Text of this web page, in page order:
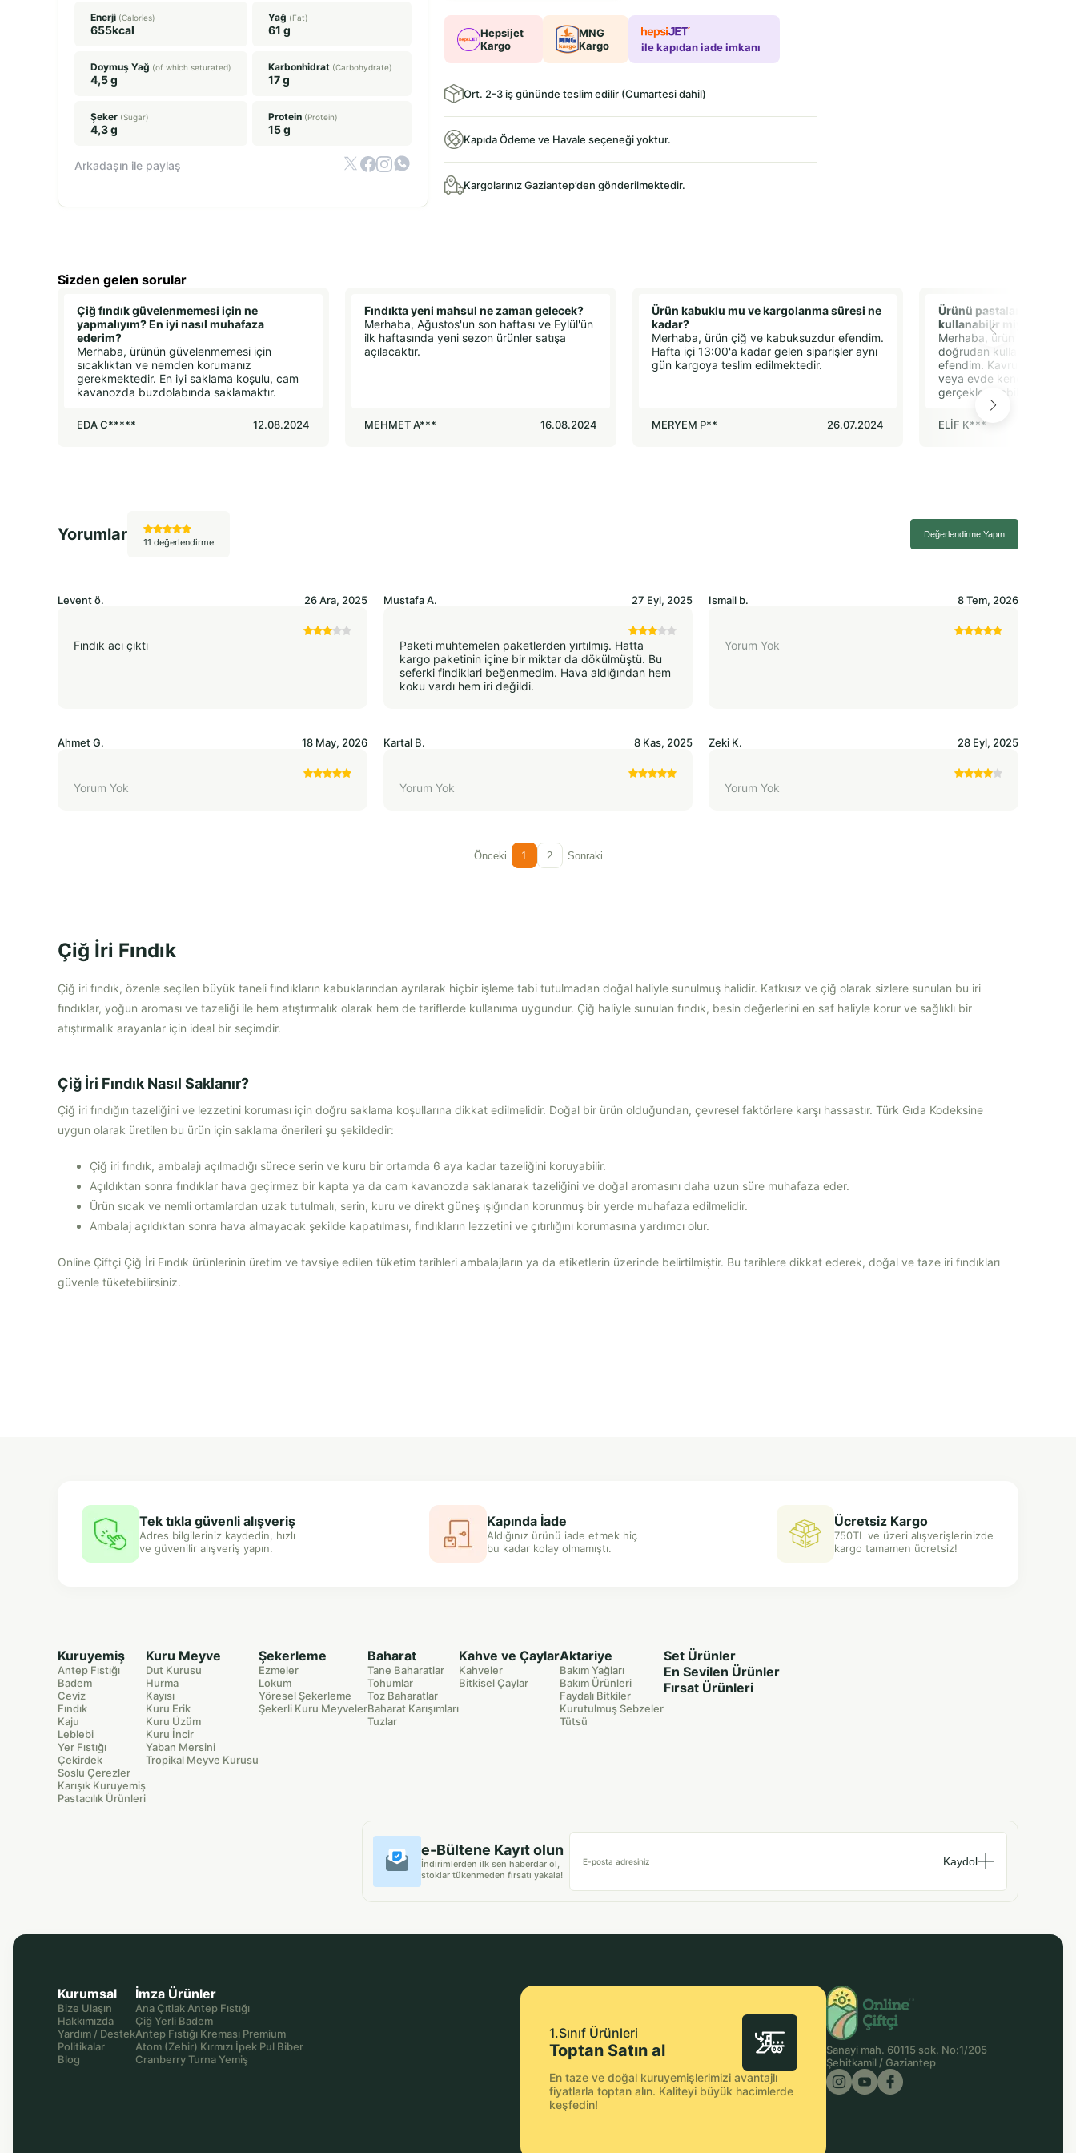
Enerji (Calories)
655kcal
Yağ (Fat)
61 g
Doymuş Yağ (of which seturated)
4,5 g
Karbonhidrat (Carbohydrate)
17 g
Şeker (Sugar)
4,3 g
Protein (Protein)
15 g
Arkadaşın ile paylaş
Hepsijet
Kargo
MNG
Kargo
ile kapıdan iade imkanı
Ort. 2-3 iş gününde teslim edilir (Cumartesi dahil)
Kapıda Ödeme ve Havale seçeneği yoktur.
Kargolarınız Gaziantep’den gönderilmektedir.
Sizden gelen sorular
Çiğ fındık güvelenmemesi için ne
yapmalıyım? En iyi nasıl muhafaza
ederim?
Merhaba, ürünün güvelenmemesi için
sıcaklıktan ve nemden korumanız
gerekmektedir. En iyi saklama koşulu, cam
kavanozda buzdolabında saklamaktır.
EDA C***** 12.08.2024
Fındıkta yeni mahsul ne zaman gelecek?
Merhaba, Ağustos'un son haftası ve Eylül'ün
ilk haftasında yeni sezon ürünler satışa
açılacaktır.
MEHMET A*** 16.08.2024
Ürün kabuklu mu ve kargolanma süresi ne
kadar?
Merhaba, ürün çiğ ve kabuksuzdur efendim.
Hafta içi 13:00'a kadar gelen siparişler aynı
gün kargoya teslim edilmektedir.
MERYEM P** 26.07.2024
Ürünü pastalarda ve
kullanabilir miyim?
Merhaba, ürün çiğ
doğrudan kullanmak iyi
efendim. Kavrulmuş
veya evde kendiniz
gerçekleştirebilirsiniz.
ELİF K***
Yorumlar 11 değerlendirme
Değerlendirme Yapın
Leventö. 26 Ara, 2025
Fındık acı çıktı
Mustafa A. 27 Eyl, 2025
Paketi muhtemelen paketlerden yırtılmış. Hatta
kargo paketinin içine bir miktar da dökülmüştü. Bu
seferki findiklari beğenmedim. Hava aldığından hem
koku vardı hem iri değildi.
Ismail b. 8 Tem, 2026
Yorum Yok
AhmetG. 18 May, 2026
Yorum Yok
Kartal B. 8 Kas, 2025
Yorum Yok
Zeki K. 28 Eyl, 2025
Yorum Yok
Önceki 1 2 Sonraki
Çiğ İri Fındık
Çiğ iri fındık, özenle seçilen büyük taneli fındıkların kabuklarından ayrılarak hiçbir işleme tabi tutulmadan doğal haliyle sunulmuş halidir. Katkısız ve çiğ olarak sizlere sunulan bu iri
fındıklar, yoğun aroması ve tazeliği ile hem atıştırmalık olarak hem de tariflerde kullanıma uygundur. Çiğ haliyle sunulan fındık, besin değerlerini en saf haliyle korur ve sağlıklı bir
atıştırmalık arayanlar için ideal bir seçimdir.
Çiğ İri Fındık Nasıl Saklanır?
Çiğ iri fındığın tazeliğini ve lezzetini koruması için doğru saklama koşullarına dikkat edilmelidir. Doğal bir ürün olduğundan, çevresel faktörlere karşı hassastır. Türk Gıda Kodeksine
uygun olarak üretilen bu ürün için saklama önerileri şu şekildedir:
Çiğ iri fındık, ambalajı açılmadığı sürece serin ve kuru bir ortamda 6 aya kadar tazeliğini koruyabilir.
Açıldıktan sonra fındıklar hava geçirmez bir kapta ya da cam kavanozda saklanarak tazeliğini ve doğal aromasını daha uzun süre muhafaza eder.
Ürün sıcak ve nemli ortamlardan uzak tutulmalı, serin, kuru ve direkt güneş ışığından korunmuş bir yerde muhafaza edilmelidir.
Ambalaj açıldıktan sonra hava almayacak şekilde kapatılması, fındıkların lezzetini ve çıtırlığını korumasına yardımcı olur.
Online Çiftçi Çiğ İri Fındık ürünlerinin üretim ve tavsiye edilen tüketim tarihleri ambalajların ya da etiketlerin üzerinde belirtilmiştir. Bu tarihlere dikkat ederek, doğal ve taze iri fındıkları
güvenle tüketebilirsiniz.
Tek tıkla güvenli alışveriş
Adres bilgileriniz kaydedin, hızlı
ve güvenilir alışveriş yapın.
Kapında İade
Aldığınız ürünü iade etmek hiç
bu kadar kolay olmamıştı.
Ücretsiz Kargo
750TL ve üzeri alışverişlerinizde
kargo tamamen ücretsiz!
Kuruyemiş
Antep Fıstığı
Badem
Ceviz
Fındık
Kaju
Leblebi
Yer Fıstığı
Çekirdek
Soslu Çerezler
Karışık Kuruyemiş
Pastacılık Ürünleri
Kuru Meyve
Dut Kurusu
Hurma
Kayısı
Kuru Erik
Kuru Üzüm
Kuru İncir
Yaban Mersini
Tropikal Meyve Kurusu
Şekerleme
Ezmeler
Lokum
Yöresel Şekerleme
Şekerli Kuru Meyveler
Baharat
Tane Baharatlar
Tohumlar
Toz Baharatlar
Baharat Karışımları
Tuzlar
Kahve ve Çaylar
Kahveler
Bitkisel Çaylar
Aktariye
Bakım Yağları
Bakım Ürünleri
Faydalı Bitkiler
Kurutulmuş Sebzeler
Tütsü
Set Ürünler
En Sevilen Ürünler
Fırsat Ürünleri
e-Bültene Kayıt olun
İndirimlerden ilk sen haberdar ol,
stoklar tükenmeden fırsatı yakala!
E-posta adresiniz Kaydol
Kurumsal
Bize Ulaşın
Hakkımızda
Yardım / Destek
Politikalar
Blog
İmza Ürünler
Ana Çıtlak Antep Fıstığı
Çiğ Yerli Badem
Antep Fıstığı Kreması Premium
Atom (Zehir) Kırmızı İpek Pul Biber
Cranberry Turna Yemiş
1.Sınıf Ürünleri
Toptan Satın al
En taze ve doğal kuruyemişlerimizi avantajlı
fiyatlarla toptan alın. Kaliteyi büyük hacimlerde
keşfedin!
Sanayi mah. 60115 sok. No:1/205
Şehitkamil / Gaziantep